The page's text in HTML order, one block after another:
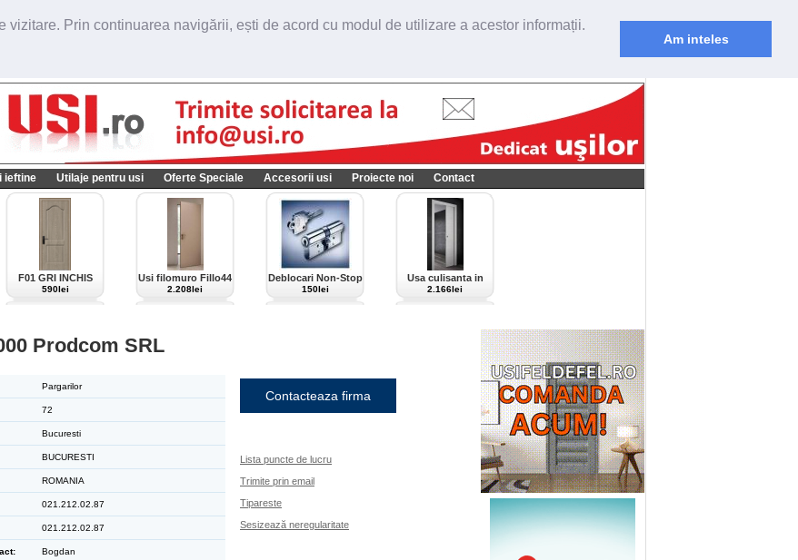
Prin continuarea navigării, ești de acord cu modul de utilizare a acestor informații.
Am inteles
ieftine Utilaje pentru usi Oferte Speciale Accesorii usi Proiecte noi Contact
F01 GRI INCHIS
590lei
Usi filomuro Fillo44
import Italia
2.208lei
Deblocari Non-Stop
150lei
Usa culisanta in
perete Scrigno,
2.166lei
Prodcom SRL
Pargarilor
72
Bucuresti
BUCURESTI
ROMANIA
021.212.02.87
021.212.02.87
Bogdan
Contacteaza firma
Lista puncte de lucru
Trimite prin email
Tipareste
Sesizează neregularitate